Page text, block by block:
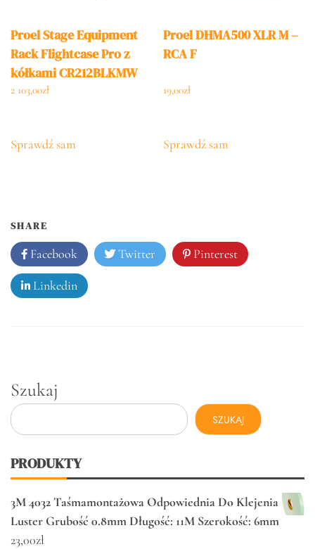
Proel Stage Equipment
Rack Flightcase Pro z
kółkami CR212BLKMW
2 103,00zł
Sprawdź sam
Proel DHMA500 XLR M –
RCA F
19,00zł
Sprawdź sam
SHARE
Facebook Twitter Pinterest
Linkedin
Szukaj
SZUKAJ
PRODUKTY
3M 4032 Taśmamontażowa Odpowiednia Do Klejenia
Luster Grubość 0.8mm Długość: 11M Szerokość: 6mm
23,00zł